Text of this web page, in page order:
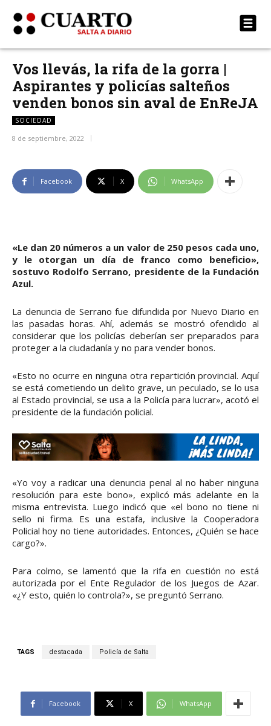
Vos llevás, la rifa de la gorra |
Aspirantes y policías salteños
venden bonos sin aval de EnReJA
SOCIEDAD
8 de septiembre, 2022
Facebook X WhatsApp
«Le dan 20 números a un valor de 250 pesos cada uno,
y le otorgan un día de franco como beneficio»,
sostuvo Rodolfo Serrano, presidente de la Fundación
Azul.
La denuncia de Serrano fue difundida por Nuevo Diario en
las pasadas horas. Ahí, además se mostró ofendido al
considerar que los policías deberían ser preparados para
proteger a la ciudadanía y no para vender bonos.
«Esto no ocurre en ninguna otra repartición provincial. Aquí
se está cometiendo un delito grave, un peculado, se lo usa
al Estado provincial, se usa a la Policía para lucrar», acotó el
presidente de la fundación policial.
«Yo voy a radicar una denuncia penal al no haber ninguna
resolución para este bono», explicó más adelante en la
misma entrevista. Luego indicó que «el bono no tiene ni
sello ni firma. Es una estafa, inclusive la Cooperadora
Policial hoy no tiene autoridades. Entonces, ¿Quién se hace
cargo?».
Para colmo, se lamentó que la rifa en cuestión no está
autorizada por el Ente Regulador de los Juegos de Azar.
«¿Y esto, quién lo controla?», se preguntó Serrano.
TAGS destacada Policía de Salta
Facebook X WhatsApp